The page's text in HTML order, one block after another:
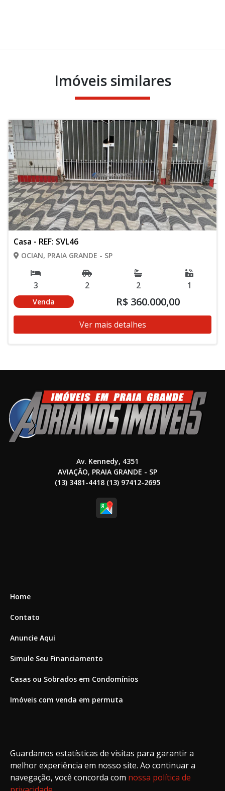
Imóveis similares
Casa - REF: SVL46
OCIAN, PRAIA GRANDE - SP
3 2 2 1
Venda R$ 360.000,00
Ver mais detalhes
Guardamos estatísticas de visitas para garantir a
melhor experiência em nosso site. Ao continuar a
navegação, você concorda com nossa política de
Av. Kennedy, 4351
AVIAÇÃO, PRAIA GRANDE - SP
(13) 3481-4418 (13) 97412-2695
Home
Contato
Anuncie Aqui
Simule Seu Financiamento
Casas ou Sobrados em Condomínios
Imóveis com venda em permuta
Casa com piscina
Apartamento com piscina